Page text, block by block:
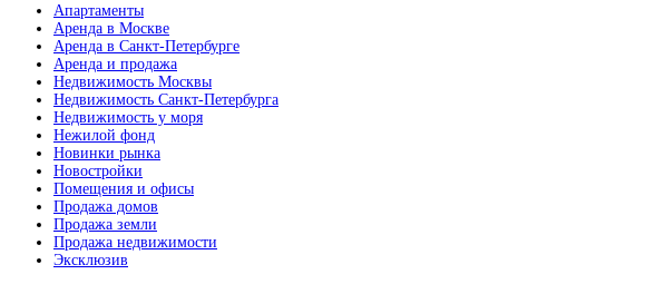
Апартаменты
Аренда в Москве
Аренда в Санкт-Петербурге
Аренда и продажа
Недвижимость Москвы
Недвижимость Санкт-Петербурга
Недвижимость у моря
Нежилой фонд
Новинки рынка
Новостройки
Помещения и офисы
Продажа домов
Продажа земли
Продажа недвижимости
Эксклюзив